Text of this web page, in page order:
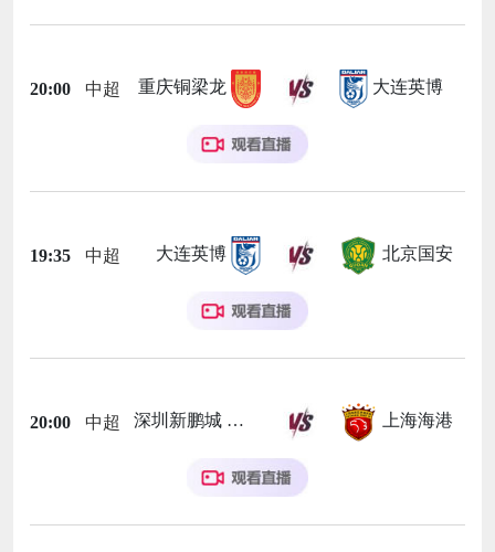
20:00 中超 重庆铜梁龙 大连英博
19:35 中超 大连英博 北京国安
20:00 中超 深圳新鹏城 上海海港